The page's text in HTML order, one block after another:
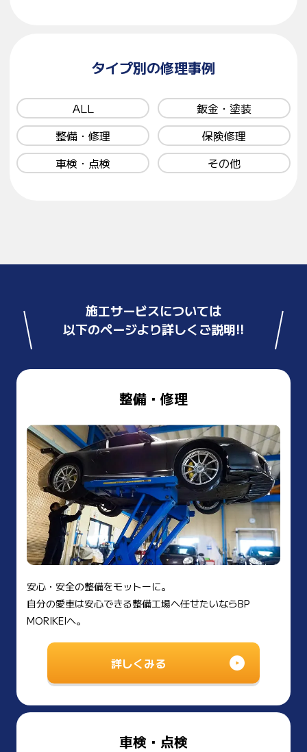
タイプ別の修理事例
ALL
鈑金・塗装
整備・修理
保険修理
車検・点検
その他
施工サービスについては
以下のページより詳しくご説明!!
整備・修理
安心・安全の整備をモットーに。
自分の愛車は安心できる整備工場へ任せたいならBP
MORIKEIへ。
詳しくみる
車検・点検